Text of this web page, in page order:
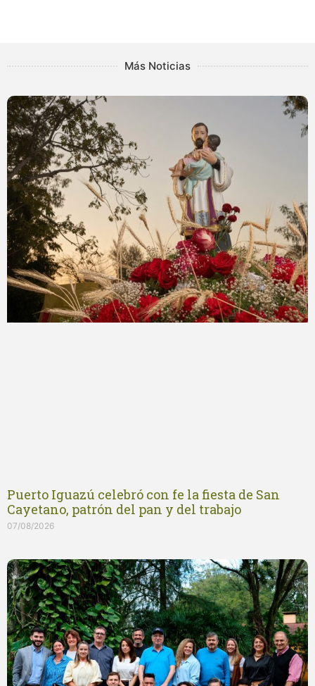
Más Noticias
Puerto Iguazú celebró con fe la fiesta de San
Cayetano, patrón del pan y del trabajo
07/08/2026